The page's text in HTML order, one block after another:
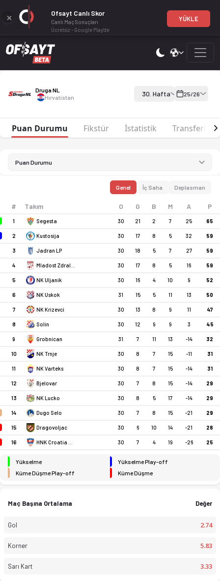
Druga NL 25-26 sezonu puan durumu, haftalık fikstür ve
Druga NL
Hırvatistan
30. Hafta 25/26
Puan Durumu Fikstür İstatistik Transferler
Puan Durumu
Genel İç Saha Deplasman
# Takım O G B M A P
1 Segesta 30 21 2 7 25 65
2 Kustosija 30 17 8 5 32 59
3 Jadran LP 30 18 5 7 27 59
4 30 17 8 5 16 59
5 NK Uljanik 30 16 4 10 9 52
6 NK Uskok 31 15 5 11 13 50
7 NK Krizevci 30 13 8 9 11 47
8 Solin 30 12 9 9 3 45
9 Grobnican 31 7 11 13 -14 32
10 NK Trnje 30 8 7 15 -11 31
11 NK Varteks 30 8 7 15 -14 31
12 Bjelovar 30 7 8 15 -14 29
13 NK Lucko 30 8 5 17 -14 29
14 Dugo Selo 30 7 8 15 -21 29
15 Dragovoljac 30 6 10 14 -21 28
16 30 7 4 19 -26 25
Yükselme
Yükselme Play-off
Küme Düşme Play-off
Küme Düşme
Maç Başına Ortalama Değer
Gol 2.74
Korner 5.83
Sarı Kart 3.33
Ofsayt Canlı Skor
Canlı Maç Sonuçları
Ücretsiz - Google Play'de
YÜKLE